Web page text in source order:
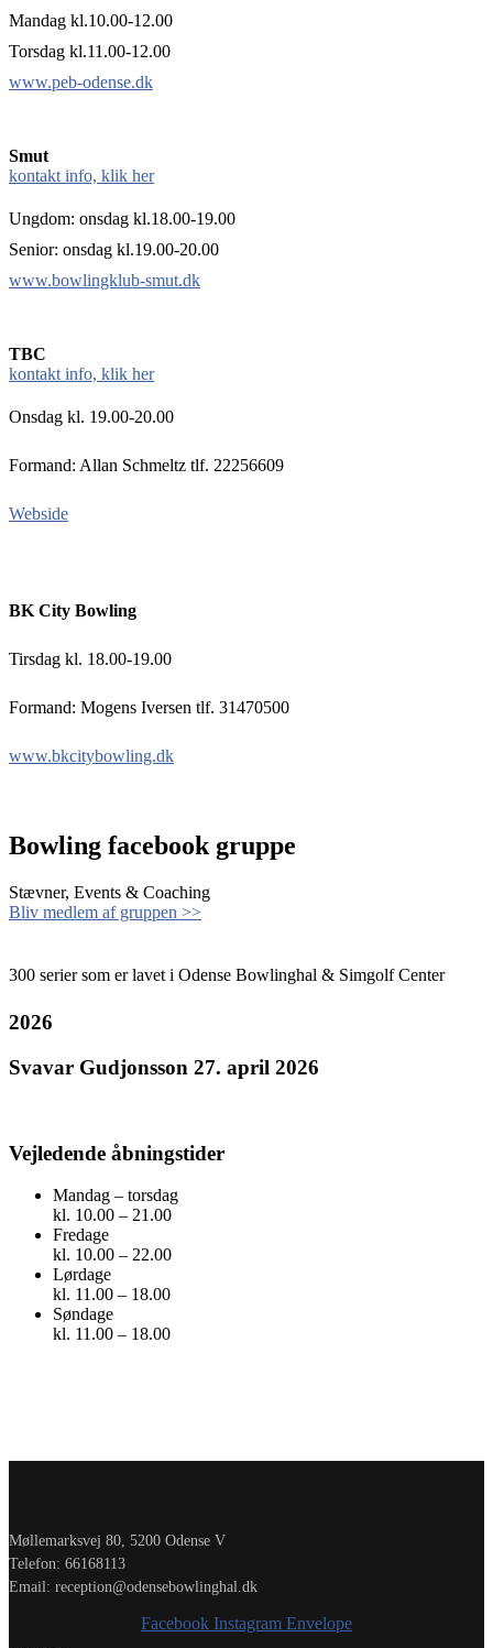
Mandag kl.10.00-12.00
Torsdag kl.11.00-12.00
www.peb-odense.dk
Smut
kontakt info, klik her
Ungdom: onsdag kl.18.00-19.00
Senior: onsdag kl.19.00-20.00
www.bowlingklub-smut.dk
TBC
kontakt info, klik her
Onsdag kl. 19.00-20.00
Formand: Allan Schmeltz tlf. 22256609
Webside
BK City Bowling
Tirsdag kl. 18.00-19.00
Formand: Mogens Iversen tlf. 31470500
www.bkcitybowling.dk
Bowling facebook gruppe
Stævner, Events & Coaching
Bliv medlem af gruppen >>
300 serier som er lavet i Odense Bowlinghal & Simgolf Center
2026
Svavar Gudjonsson 27. april 2026
Vejledende åbningstider
Mandag – torsdag
kl. 10.00 – 21.00
Fredage
kl. 10.00 – 22.00
Lørdage
kl. 11.00 – 18.00
Søndage
kl. 11.00 – 18.00
Møllemarksvej 80, 5200 Odense V
Telefon: 66168113
Email: reception@odensebowlinghal.dk
Facebook Instagram Envelope